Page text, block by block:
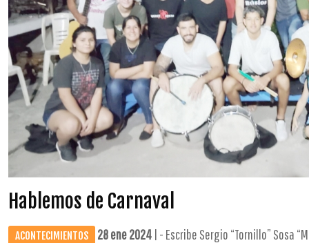
Hablemos de Carnaval
ACONTECIMIENTOS 28 ene 2024 | - Escribe Sergio “Tornillo” Sosa